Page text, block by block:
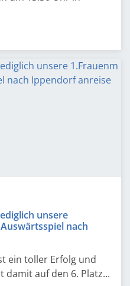
unsere
nach
ein toller Erfolg und
auf den 6. Platz...